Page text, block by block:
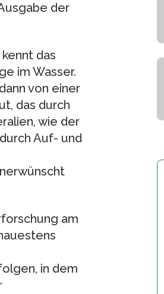
der
das
im Wasser.
von einer
das durch
wie der
Auf- und
am
in dem